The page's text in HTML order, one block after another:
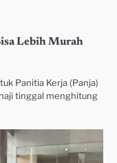
Lebih Murah
Panitia Kerja (Panja)
tinggal menghitung